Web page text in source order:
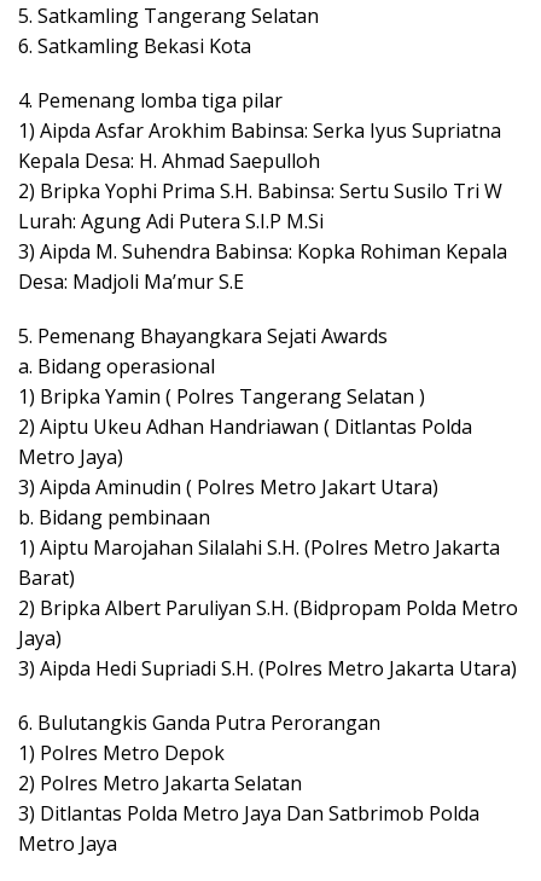
5. Satkamling Tangerang Selatan
6. Satkamling Bekasi Kota
4. Pemenang lomba tiga pilar
1) Aipda Asfar Arokhim Babinsa: Serka Iyus Supriatna
Kepala Desa: H. Ahmad Saepulloh
2) Bripka Yophi Prima S.H. Babinsa: Sertu Susilo Tri W
Lurah: Agung Adi Putera S.I.P M.Si
3) Aipda M. Suhendra Babinsa: Kopka Rohiman Kepala
Desa: Madjoli Ma’mur S.E
5. Pemenang Bhayangkara Sejati Awards
a. Bidang operasional
1) Bripka Yamin ( Polres Tangerang Selatan )
2) Aiptu Ukeu Adhan Handriawan ( Ditlantas Polda
Metro Jaya)
3) Aipda Aminudin ( Polres Metro Jakart Utara)
b. Bidang pembinaan
1) Aiptu Marojahan Silalahi S.H. (Polres Metro Jakarta
Barat)
2) Bripka Albert Paruliyan S.H. (Bidpropam Polda Metro
Jaya)
3) Aipda Hedi Supriadi S.H. (Polres Metro Jakarta Utara)
6. Bulutangkis Ganda Putra Perorangan
1) Polres Metro Depok
2) Polres Metro Jakarta Selatan
3) Ditlantas Polda Metro Jaya Dan Satbrimob Polda
Metro Jaya